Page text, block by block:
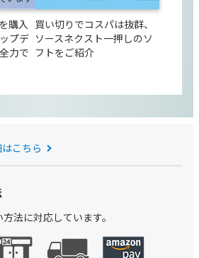
購入
プデ
力で
買い切りでコスパは抜群、
ソースネクスト一押しのソ
フトをご紹介
こちら
法に対応しています。